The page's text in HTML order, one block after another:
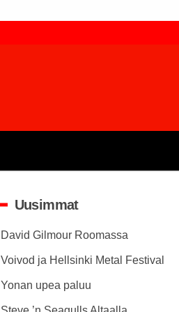
Uusimmat
David Gilmour Roomassa
Voivod ja Hellsinki Metal Festival
Yonan upea paluu